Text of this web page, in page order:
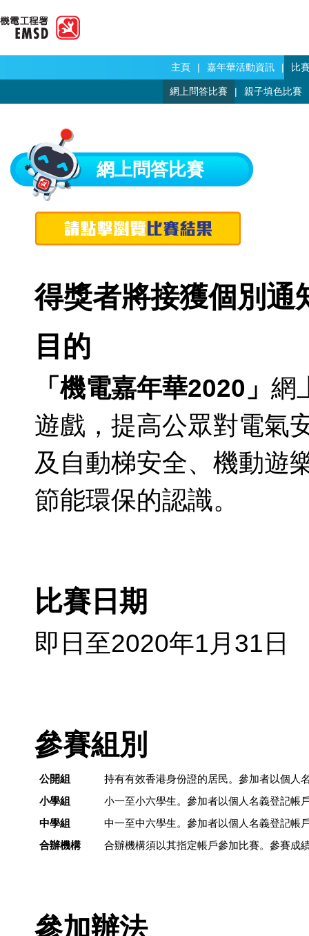
主頁 嘉年華活動資訊 比
網上問答比賽 親子填色比賽
網上問答比賽
得獎者將接獲個別通
目的
「機電嘉年華2020」 網
遊戲，提高公眾對電氣
及自動梯安全、機動遊
節能環保的認識。
比賽日期
即日至2020年1月31日
參賽組別
公開組
持有有效香港身份證的居民。參加者以個人
小學組
小一至小六學生。參加者以個人名義登記帳
中學組
中一至中六學生。參加者以個人名義登記帳
合辦機構
合辦機構須以其指定帳戶參加比賽。參賽成
參加辦法